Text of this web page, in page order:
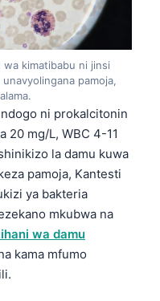
kimatibabu ni jinsi
pamoja,
ni prokalcitonin
20 mg/L, WBC 4-11
la damu kuwa
pamoja, Kantesti
ya bakteria
mkubwa na
wa damu
kama mfumo